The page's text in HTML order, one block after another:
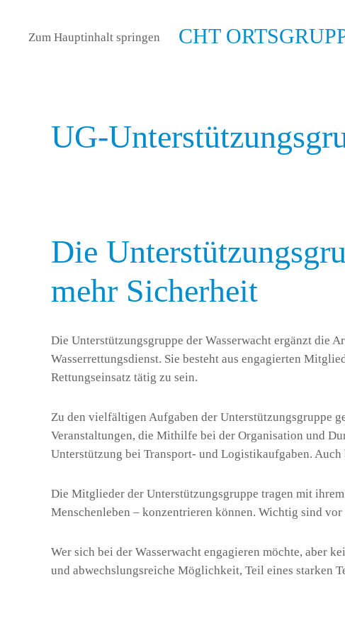
Zum Hauptinhalt springen
UG-
Die
mehr Sicherheit
Die Unterstützungsgruppe der Wasserwacht ergänzt die
Wasserrettungsdienst. Sie besteht aus engagierten
Rettungseinsatz tätig zu sein.
Zu den vielfältigen Aufgaben der Unterstützungsgruppe
Veranstaltungen, die Mithilfe bei der Organisation und
Unterstützung bei Transport- und Logistikaufgaben.
Die Mitglieder der Unterstützungsgruppe tragen mit
Menschenleben – konzentrieren können. Wichtig sind
Wer sich bei der Wasserwacht engagieren möchte, aber
und abwechslungsreiche Möglichkeit, Teil eines starken